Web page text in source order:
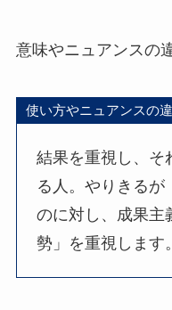
意味やニュアンスの
使い方やニュアンスの
結果を重視し、そ
る人。やりきるが
のに対し、成果主
勢」を重視します。